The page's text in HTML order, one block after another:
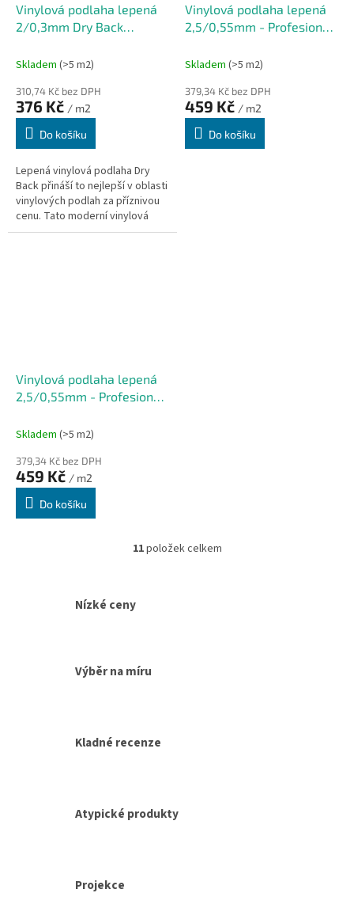
Vinylová podlaha lepená
2/0,3mm Dry Back
152,4x914,4mm
Skladem (>5 m2)
310,74 Kč bez DPH
376 Kč / m2
Do košíku
Lepená vinylová podlaha Dry
Back přináší to nejlepší v oblasti
vinylových podlah za příznivou
cenu. Tato moderní vinylová
podlaha neobsahuje podložku a
Vinylová podlaha lepená
2,5/0,55mm - Profesional
1219,2x228,6mm(4,18m2)
Skladem (>5 m2)
379,34 Kč bez DPH
459 Kč / m2
Do košíku
Vinylová podlaha lepená
2,5/0,55mm - Profesional
(4,18m2) DRY BACK
Skladem (>5 m2)
379,34 Kč bez DPH
459 Kč / m2
Do košíku
O
s
11položek celkem
Nízké ceny
Výběr na míru
Kladné recenze
Atypické produkty
Projekce